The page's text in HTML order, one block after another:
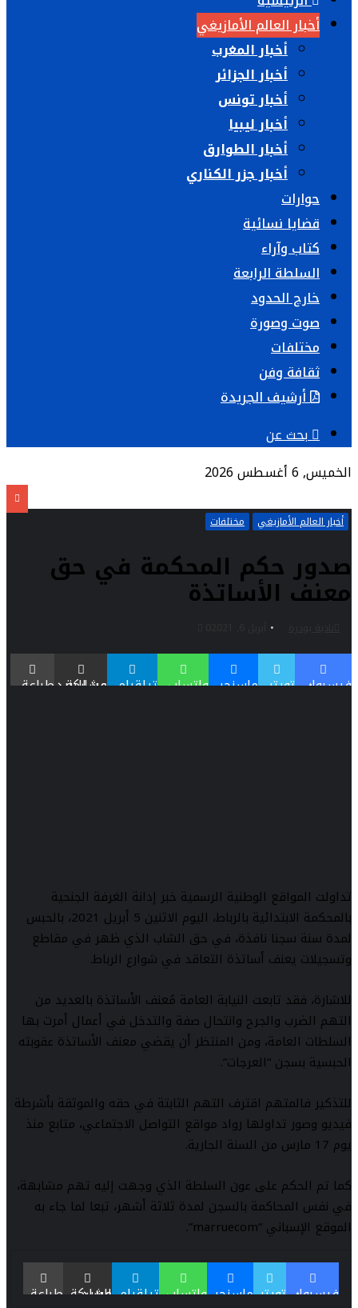
أخبار العالم الأمازيغي
أخبار المغرب
أخبار الجزائر
أخبار تونس
أخبار ليبيا
أخبار الطوارق
أخبار جزر الكناري
حوارات
قضايا نسائية
كتاب وآراء
السلطة الرابعة
خارج الحدود
صوت وصورة
مختلفات
ثقافة وفن
أرشيف الجريدة
بحث عن
الخميس, 6 أغسطس 2026
أخبار العالم الأمازيغي مختلفات
صدور حكم المحكمة في حق
معنف الأساتذة
فيسبوك تويتر ماسنجر واتساب تيلقرام مشاركة عبر البريدطباعة
تداولت المواقع الوطنية الرسمية خبر إدانة الغرفة الجنحية
بالمحكمة الابتدائية بالرباط، اليوم الاثنين 5 أبريل 2021، بالحبس
لمدة سنة سجنا نافذة، في حق الشاب الذي ظهر في مقاطع
وتسجيلات يعنف أساتذة التعاقد في شوارع الرباط.
للاشارة، فقد تابعت النيابة العامة مُعنف الأساتذة بالعديد من
التهم الضرب والجرح وانتحال صفة والتدخل في أعمال أمرت بها
السلطات العامة، ومن المنتظر أن يقضي معنف الأساتذة عقوبته
الحبسية بسجن “العرجات”.
للتذكير فالمتهم اقترف التهم الثابتة في حقه والموثقة بأشرطة
فيديو وصور تداولها رواد مواقع التواصل الاجتماعي، متابع منذ
يوم 17 مارس من السنة الجارية.
كما تم الحكم على عون السلطة الذي وجهت إليه تهم مشابهة،
في نفس المحاكمة بالسجن لمدة ثلاثة أشهر، تبعا لما جاء به
الموقع الإسباني “marruecom”.
فيسبوك تويتر ماسنجر واتساب تيلقرام مشاركة عبر البريد طباعة